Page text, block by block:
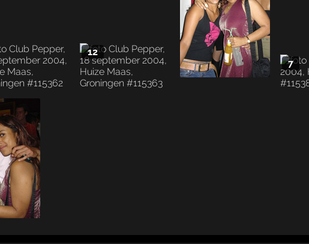
12
7